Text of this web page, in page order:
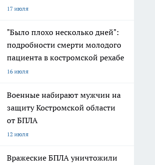
17 июля
"Было плохо несколько дней":
подробности смерти молодого
пациента в костромской рехабе
16 июля
Военные набирают мужчин на
защиту Костромской области
от БПЛА
12 июля
Вражеские БПЛА уничтожили